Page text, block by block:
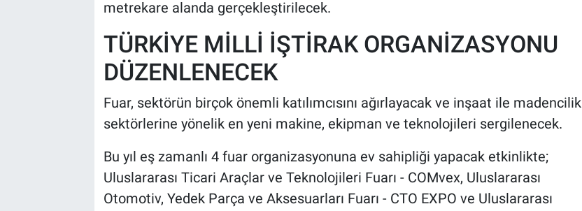
metrekare alanda gerçekleştirilecek.
TÜRKİYE MİLLİ İŞTİRAK ORGANİZASYONU
DÜZENLENECEK
Fuar, sektörün birçok önemli katılımcısını ağırlayacak ve inşaat ile madencilik
sektörlerine yönelik en yeni makine, ekipman ve teknolojileri sergilenecek.
Bu yıl eş zamanlı 4 fuar organizasyonuna ev sahipliği yapacak etkinlikte;
Uluslararası Ticari Araçlar ve Teknolojileri Fuarı - COMvex, Uluslararası
Otomotiv, Yedek Parça ve Aksesuarları Fuarı - CTO EXPO ve Uluslararası